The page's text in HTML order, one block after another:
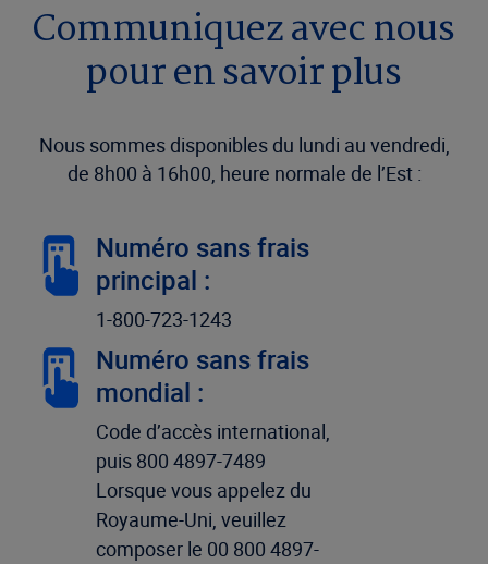
Communiquez avec nous
pour en savoir plus
Nous sommes disponibles du lundi au vendredi,
de 8h00 à 16h00, heure normale de l’Est :
Numéro sans frais
principal :
1-800-723-1243
Numéro sans frais
mondial :
Code d’accès international,
puis 800 4897-7489
Lorsque vous appelez du
Royaume-Uni, veuillez
composer le 00 800 4897-